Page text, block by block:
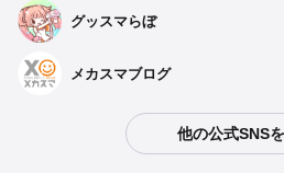
じおらまんしょん200 事
予約期間：2025年04月04日
グッスマらぼ
メカスマブログ
他の公式SNS